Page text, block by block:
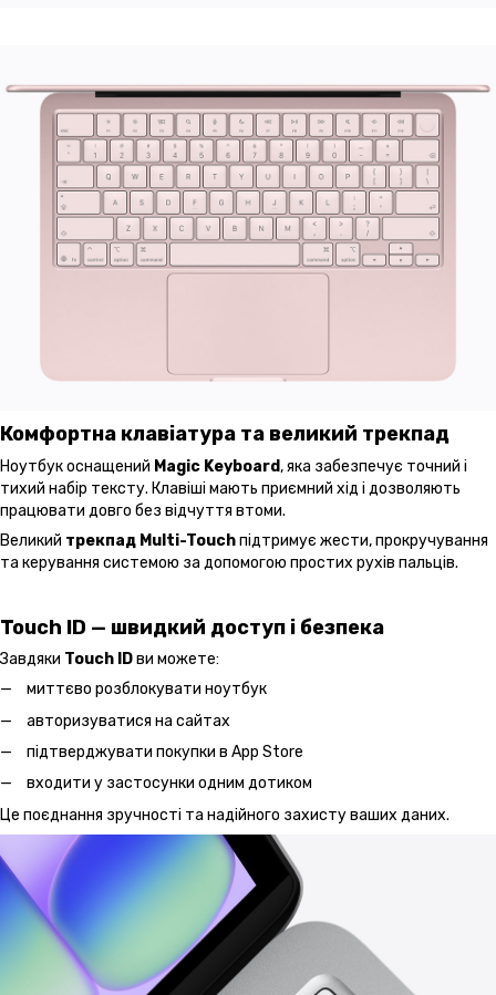
Комфортна клавіатура та великий трекпад
Ноутбук оснащений Magic Keyboard, яка забезпечує точний і
тихий набір тексту. Клавіші мають приємний хід і дозволяють
працювати довго без відчуття втоми.
Великий трекпад Multi-Touchпідтримує жести, прокручування
та керування системою за допомогою простих рухів пальців.
Touch ID — швидкий доступ і безпека
Завдяки Touch IDви можете:
миттєво розблокувати ноутбук
авторизуватися на сайтах
підтверджувати покупки в App Store
входити у застосунки одним дотиком
Це поєднання зручності та надійного захисту ваших даних.